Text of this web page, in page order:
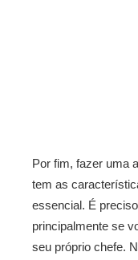
Por fim, fazer uma
tem as
essencial. É
principalmente se
seu próprio chefe.